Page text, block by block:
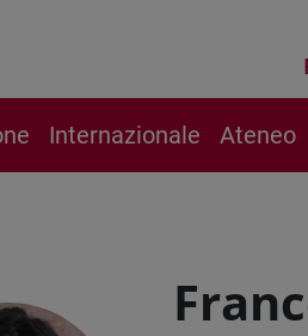
Internazionale Ateneo